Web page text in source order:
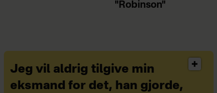
"Robinson"
Jeg vil aldrig tilgive min
eksmand for det, han gjorde,